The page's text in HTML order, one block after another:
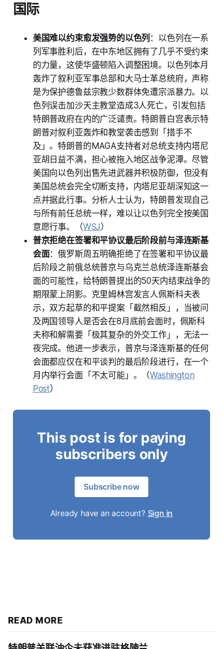
国际
美国难以约束愈发强势的以色列 ：以色列在一系
列军事胜利后，在中东地区拥有了几乎不受约束
的力量，这使华盛顿陷入调整困境。以色列本月
轰炸了叙利亚军事总部和大马士革总统府，声称
是为保护德鲁兹宗教少数群体免遭宗派暴力。以
色列误击加沙天主教堂造成3人死亡，引发包括
特朗普政府在内的广泛谴责。特朗普白宫表示特
朗普对叙利亚轰炸和教堂袭击感到「措手不
及」。特朗普的MAGA支持者对总统支持内塔尼
亚胡日益不满，担心被拖入地区战争泥潭。尽管
美国向以色列出售先进武器并积极防御，但没有
美国总统会完全切断支持，内塔尼亚胡深知这一
点并据此行事。分析人士认为，特朗普发现自己
与所有前任总统一样，难以让以色列完全按美国
意愿行事。（WSJ）
普京拒绝在签署和平协议最后阶段前与泽连斯基
会面：俄罗斯周五明确拒绝了在签署和平协议最
后阶段之前俄总统普京与乌克兰总统泽连斯基会
面的可能性，给特朗普提出的50天内结束战争的
期限蒙上阴影。克里姆林宫发言人佩斯科夫表
示，双方起草的和平提案「截然相反」，当被问
及两国领导人是否会在8月底前会面时，佩斯科
夫称和解需要「极其复杂的外交工作」，无法一
夜完成。他进一步表示，普京与泽连斯基的任何
会面都应仅在和平谈判的最后阶段进行，在一个
月内举行会面「不太可能」。（Washington
Post）
This post is for paying
subscribers only
Subscribe now
Already have an account? Sign in
READ MORE